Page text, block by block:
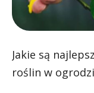
Jakie są
roślin w